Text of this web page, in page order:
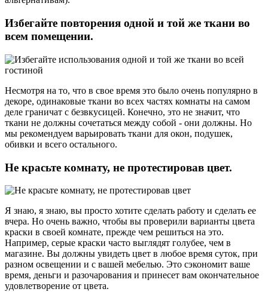
Избегайте повторения одной и той же ткани во
всем помещении.
Несмотря на то, что в свое время это было очень популярно в
декоре, одинаковые ткани во всех частях комнаты на самом
деле граничат с безвкусицей. Конечно, это не значит, что
ткани не должны сочетаться между собой - они должны. Но
мы рекомендуем варьировать ткани для окон, подушек,
обивки и всего остального.
Не красьте комнату, не протестировав цвет.
Я знаю, я знаю, вы просто хотите сделать работу и сделать ее
вчера. Но очень важно, чтобы вы проверили варианты цвета
краски в своей комнате, прежде чем решиться на это.
Например, серые краски часто выглядят голубее, чем в
магазине. Вы должны увидеть цвет в любое время суток, при
разном освещении и с вашей мебелью. Это сэкономит ваше
время, деньги и разочарования и принесет вам окончательное
удовлетворение от цвета.